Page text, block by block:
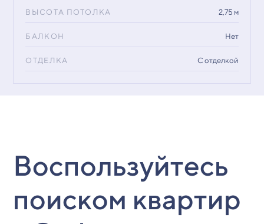
ВЫСОТА ПОТОЛКА 2,75 м
БАЛКОН Нет
ОТДЕЛКА С отделкой
Воспользуйтесь
поиском квартир